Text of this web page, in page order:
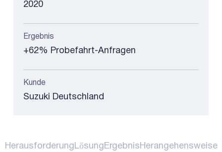
2020
Ergebnis
+62% Probefahrt-Anfragen
Kunde
Suzuki Deutschland
HerausforderungLösungErgebnisHerangehensweise